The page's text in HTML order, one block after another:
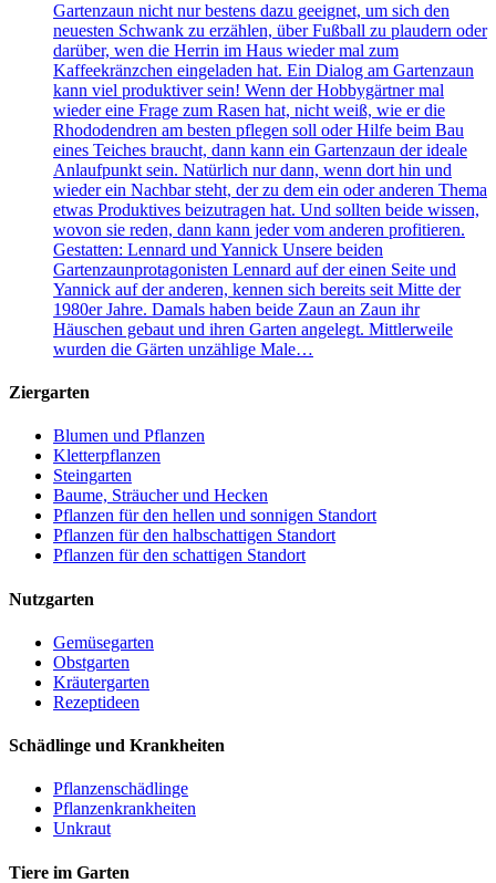
Gartenzaun nicht nur bestens dazu geeignet, um sich den
neuesten Schwank zu erzählen, über Fußball zu plaudern oder
darüber, wen die Herrin im Haus wieder mal zum
Kaffeekränzchen eingeladen hat. Ein Dialog am Gartenzaun
kann viel produktiver sein! Wenn der Hobbygärtner mal
wieder eine Frage zum Rasen hat, nicht weiß, wie er die
Rhododendren am besten pflegen soll oder Hilfe beim Bau
eines Teiches braucht, dann kann ein Gartenzaun der ideale
Anlaufpunkt sein. Natürlich nur dann, wenn dort hin und
wieder ein Nachbar steht, der zu dem ein oder anderen Thema
etwas Produktives beizutragen hat. Und sollten beide wissen,
wovon sie reden, dann kann jeder vom anderen profitieren.
Gestatten: Lennard und Yannick Unsere beiden
Gartenzaunprotagonisten Lennard auf der einen Seite und
Yannick auf der anderen, kennen sich bereits seit Mitte der
1980er Jahre. Damals haben beide Zaun an Zaun ihr
Häuschen gebaut und ihren Garten angelegt. Mittlerweile
wurden die Gärten unzählige Male…
Ziergarten
Blumen und Pflanzen
Kletterpflanzen
Steingarten
Baume, Sträucher und Hecken
Pflanzen für den hellen und sonnigen Standort
Pflanzen für den halbschattigen Standort
Pflanzen für den schattigen Standort
Nutzgarten
Gemüsegarten
Obstgarten
Kräutergarten
Rezeptideen
Schädlinge und Krankheiten
Pflanzenschädlinge
Pflanzenkrankheiten
Unkraut
Tiere im Garten